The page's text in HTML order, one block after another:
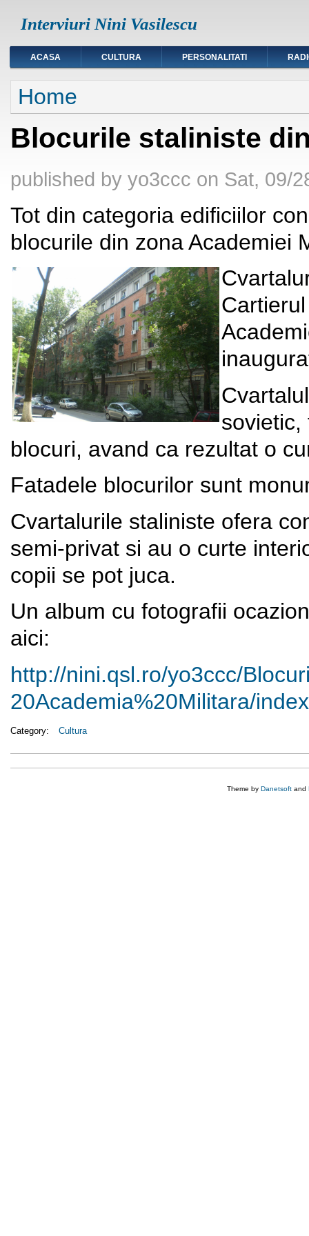
Interviuri Nini Vasilescu
ACASA CULTURA PERSONALITATI
You are here
Home
Blocurile staliniste
published by yo3ccc on Sat, 09/
Tot din categoria edificiilor
blocurile din zona Academiei
sovietic,
blocuri, avand ca rezultat o
Fatadele blocurilor sunt
Cvartalurile staliniste ofera
semi-privat si au o curte
copii se pot juca.
Un album cu fotografii
aici:
http://nini.qsl.ro/yo3ccc/
20Academia%20Militara/
Category: Cultura
Theme by Danetsoft and